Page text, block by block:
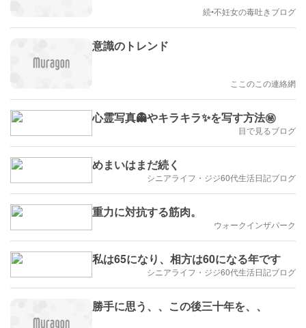
続•不妊女の毒吐きブログ
意識のトレンド
ここのこの連絡網
心霊写真👻やキラキラ✨️を写す方法㊙️
目で見るブログ
めまいはまだ続く
シニアライフ・ジジ60代生活日記ブログ
重力に対抗する筋肉。
ウォークインザパーク
私は65になり、相方は60になる年です
シニアライフ・ジジ60代生活日記ブログ
勝手に思う、、この後三十年を、、